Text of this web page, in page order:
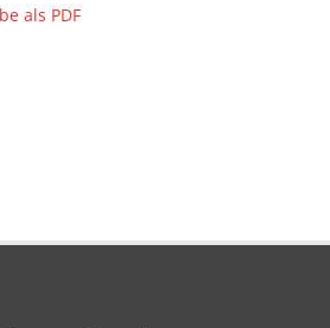
als PDF